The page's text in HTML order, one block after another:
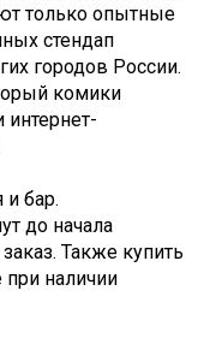
только опытные
стендап
городов России.
комики
интернет-
и бар.
до начала
Также купить
наличии